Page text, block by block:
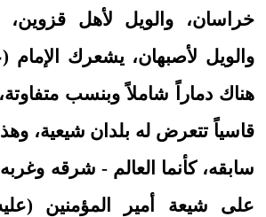
خراسان، والويل لأهل قزوين،
والويل لأصبهان، يشعرك الإمام
هناك دماراً شاملاً وبنسب
قاسياً تتعرض له بلدان شيعية،
سابقه، كأنما العالم - شرقه
على شيعة أمير المؤمنين